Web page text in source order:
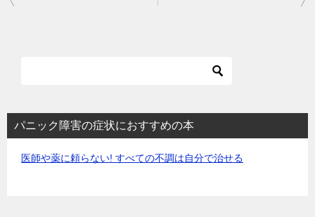
シ
パニック障害の症状におすすめの本
医師や薬に頼らない! すべての不調は自分で治せる